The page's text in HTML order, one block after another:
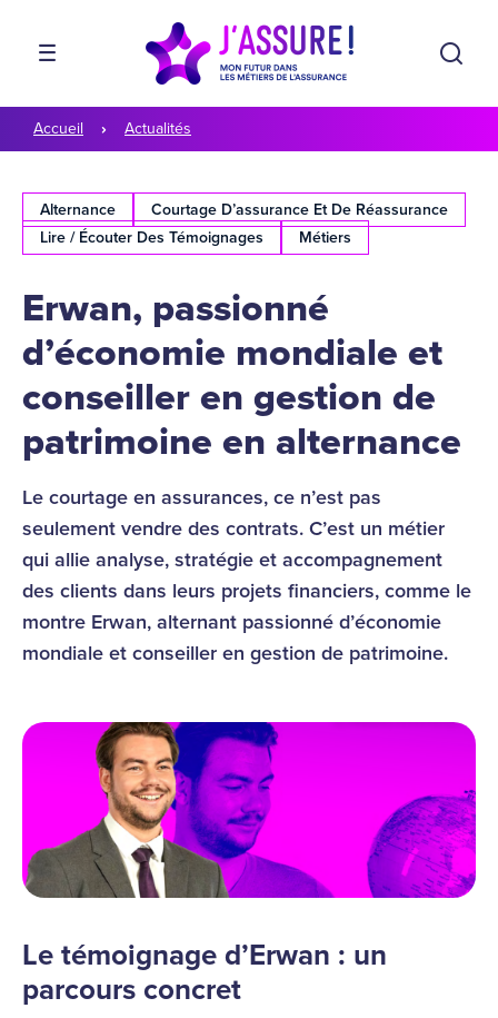
Aller au contenu
Aller à la navigation
MENU
Accueil Actualités
Alternance
Courtage D’assurance Et De Réassurance
Lire / Écouter Des Témoignages
Métiers
Erwan, passionné
d’économie mondiale et
conseiller en gestion de
patrimoine en alternance
Le courtage en assurances, ce n’est pas
seulement vendre des contrats. C’est un métier
qui allie analyse, stratégie et accompagnement
des clients dans leurs projets financiers, comme le
montre Erwan, alternant passionné d’économie
mondiale et conseiller en gestion de patrimoine.
Le témoignage d’Erwan : un
parcours concret